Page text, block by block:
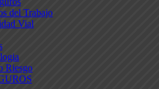
del Trabajo
Vial
Riesgo